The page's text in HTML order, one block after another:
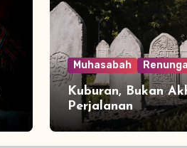
Muhasabah
Kuburan, Bukan
Perjalanan